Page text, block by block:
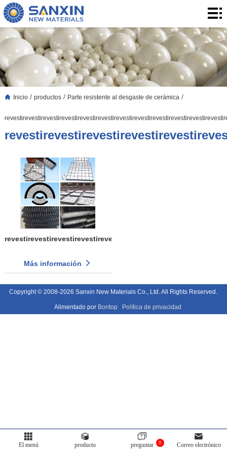
Inicio
productos
aplicación
Blog
Inicio/ productos/ Parte resistente al desgaste de cerámica /
Más información
Copyright © 2008-2026 Sanxin New Materials Co., Ltd. All Rights Reserved.
Alimentado por Bontop Política de privacidad
El menú producto 0
preguntar Correo electrónico